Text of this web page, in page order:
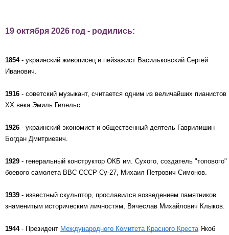
19 октября 2026 год - родились:
1854- украинский живописец и пейзажист Васильковский Сергей
Иванович.
1916 - советский музыкант, считается одним из величайших пианистов
XX века Эмиль Гилельс.
1926 - украинский экономист и общественный деятель Гаврилишин
Богдан Дмитриевич.
1929 - генеральный конструктор ОКБ им. Сухого, создатель "топового"
боевого самолета ВВС СССР Су-27, Михаил Петрович Симонов.
1939 - известный скульптор, прославился возведением памятников
знаменитым историческим личностям, Вячеслав Михайлович Клыков.
1944- Президент Международного Комитета Красного Креста Якоб